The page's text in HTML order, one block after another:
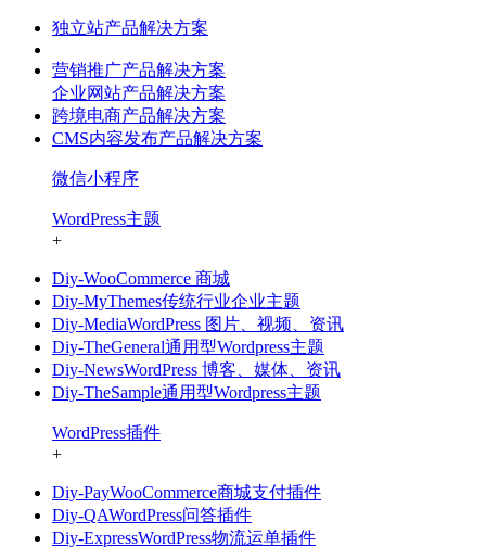
独立站产品解决方案
营销推广产品解决方案
企业网站产品解决方案
跨境电商产品解决方案
CMS内容发布产品解决方案
微信小程序
WordPress主题
+
Diy-WooCommerce 商城
Diy-MyThemes传统行业企业主题
Diy-MediaWordPress 图片、视频、资讯
Diy-TheGeneral通用型Wordpress主题
Diy-NewsWordPress 博客、媒体、资讯
Diy-TheSample通用型Wordpress主题
WordPress插件
+
Diy-PayWooCommerce商城支付插件
Diy-QAWordPress问答插件
Diy-ExpressWordPress物流运单插件